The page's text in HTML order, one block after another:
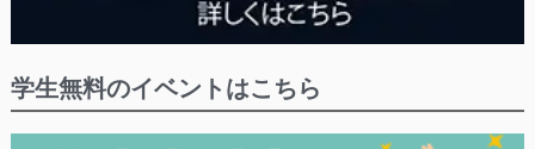
学生無料のイベントはこちら